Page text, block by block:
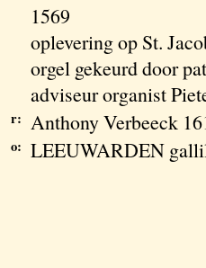
1569
oplevering op St.
orgel gekeurd door
adviseur organist
r: Anthony Verbeeck
o: LEEUWARDEN